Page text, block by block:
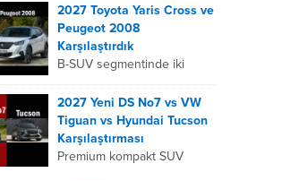
Renault Boreal, Renault
Duster ve Nissan Qashqai;
her biri farklı bir sürüş
deneyimi, motor...
2027 Toyota Yaris Cross ve
Peugeot 2008
Karşılaştırdık
B-SUV segmentinde iki
önemli oyuncu olan 2027
Toyota Yaris
Cross ve Peugeot 2008,
farklı mühendislik
felsefeleriyle kullanıcıların
2027 Yeni DS No7 vs VW
Tiguan vs Hyundai Tucson
Karşılaştırması
Premium kompakt SUV